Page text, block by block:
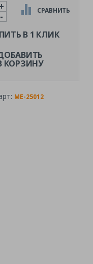
-
+ СРАВНИТЬ
В 1 КЛИК
КОРЗИНУ
ME-25012